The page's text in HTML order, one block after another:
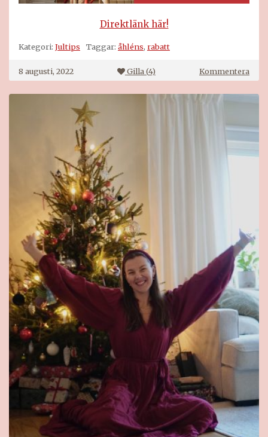
Direktlänk här!
Kategori: Jultips Taggar: åhléns, rabatt
8 augusti, 2022 Gilla (4) Kommenterapå